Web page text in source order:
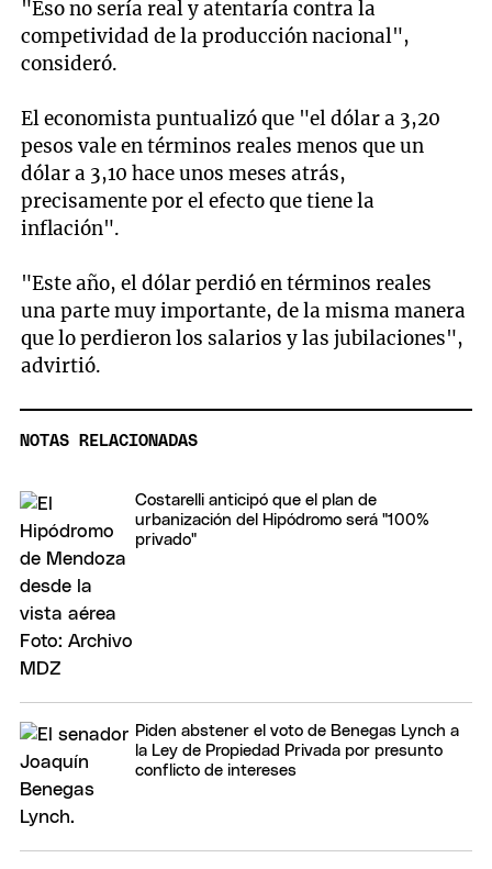
"Eso no sería real y atentaría contra la
competividad de la producción nacional",
consideró.
El economista puntualizó que "el dólar a 3,20
pesos vale en términos reales menos que un
dólar a 3,10 hace unos meses atrás,
precisamente por el efecto que tiene la
inflación".
"Este año, el dólar perdió en términos reales
una parte muy importante, de la misma manera
que lo perdieron los salarios y las jubilaciones",
advirtió.
NOTAS RELACIONADAS
Costarelli anticipó que el plan de
urbanización del Hipódromo será "100%
privado"
Piden abstener el voto de Benegas Lynch a
la Ley de Propiedad Privada por presunto
conflicto de intereses